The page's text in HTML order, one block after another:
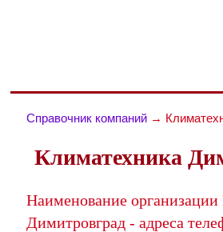
Справочник компаний →
Климатехника
Наименование
Димитровград - адреса